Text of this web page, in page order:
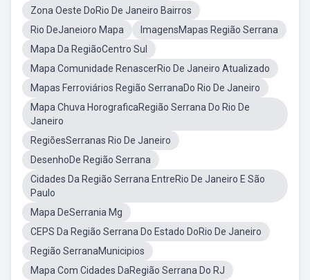
Zona Oeste DoRio De Janeiro Bairros
Rio DeJaneioro Mapa
ImagensMapas Região Serrana
Mapa Da RegiãoCentro Sul
Mapa Comunidade RenascerRio De Janeiro Atualizado
Mapas Ferroviários Região SerranaDo Rio De Janeiro
Mapa Chuva HorograficaRegião Serrana Do Rio De
Janeiro
RegiõesSerranas Rio De Janeiro
DesenhoDe Região Serrana
Cidades Da Região Serrana EntreRio De Janeiro E São
Paulo
Mapa DeSerrania Mg
CEPS Da Região Serrana Do Estado DoRio De Janeiro
Região SerranaMunicipios
Mapa Com Cidades DaRegião Serrana Do RJ